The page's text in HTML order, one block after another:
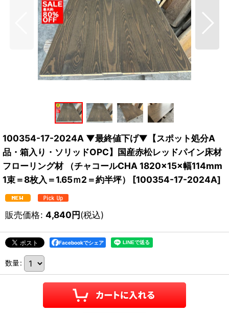
100354-17-2024A ▼最終値下げ▼【スポット処分A
品・箱入り・ソリッドOPC】国産赤松レッドパイン床材
フローリング材 （チャコールCHA 1820×15×幅114mm
1束＝8枚入＝1.65ｍ2＝約半坪）
[100354-17-2024A]
販売価格: 4,840円(税込)
Facebookでシェア
数量: